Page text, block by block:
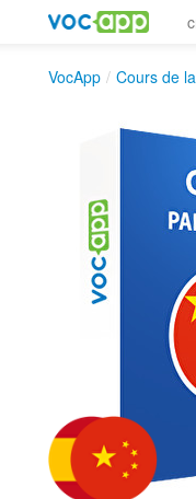
VocApp / Cours de